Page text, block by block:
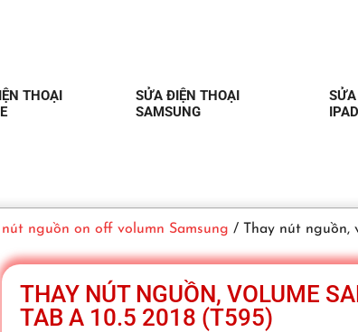
THOẠI
SỬA ĐIỆN THOẠI
SAMSUNG
IPAD
nguồn on off volumn Samsung / Thay nút nguồn,
THAY NÚT NGUỒN, VOLUME
TAB A 10.5 2018 (T595)